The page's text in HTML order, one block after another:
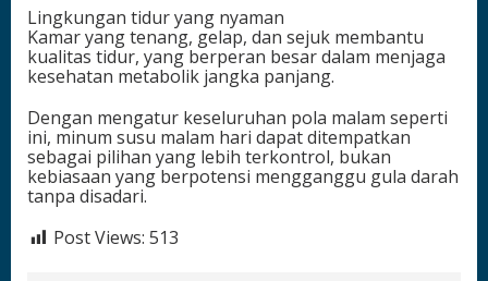
Lingkungan tidur yang nyaman
Kamar yang tenang, gelap, dan sejuk membantu
kualitas tidur, yang berperan besar dalam menjaga
kesehatan metabolik jangka panjang.
Dengan mengatur keseluruhan pola malam seperti
ini, minum susu malam hari dapat ditempatkan
sebagai pilihan yang lebih terkontrol, bukan
kebiasaan yang berpotensi mengganggu gula darah
tanpa disadari.
Post Views: 513